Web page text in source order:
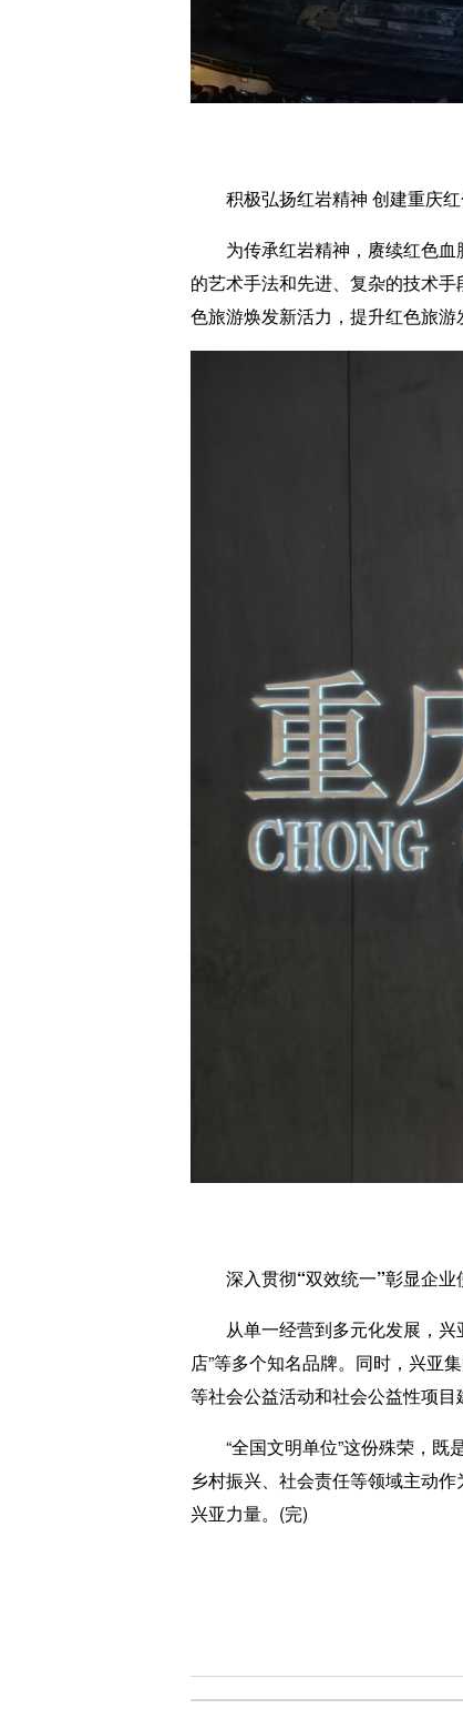
积极弘扬红岩精神 创建重庆
为传承红岩精神，赓续红色血
的艺术手法和先进、复杂的技术
色旅游焕发新活力，提升红色旅
深入贯彻“双效统一”彰显企业
从单一经营到多元化发展，兴亚
店”等多个知名品牌。同时，兴亚
等社会公益活动和社会公益性项目
“全国文明单位”这份殊荣，既
乡村振兴、社会责任等领域主动
兴亚力量。(完)